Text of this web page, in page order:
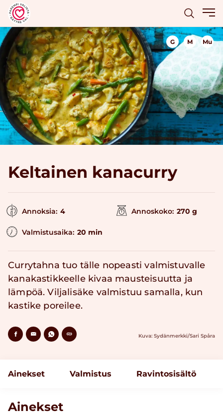
G M Mu
Keltainen kanacurry
Annoksia: 4 Annoskoko: 270 g
Valmistusaika: 20 min
Currytahna tuo tälle nopeasti valmistuvalle
kanakastikkeelle kivaa mausteisuutta ja
lämpöä. Viljalisäke valmistuu samalla, kun
kastike poreilee.
Kuva: Sydänmerkki/Sari Spåra
Ainekset Valmistus Ravintosisältö
Ainekset